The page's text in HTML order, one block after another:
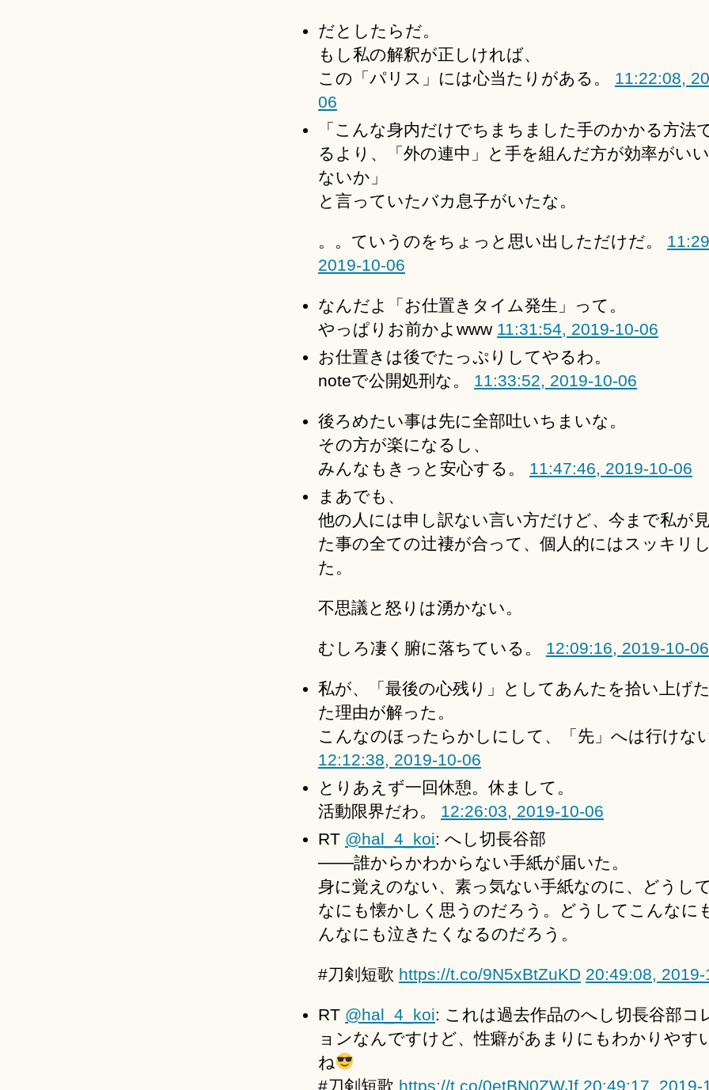
だとしたらだ。
もし私の解釈が正しければ、
この「パリス」には心当たりがある。 11:22:08,
06
「こんな身内だけでちまちました手のかかる方法
るより、「外の連中」と手を組んだ方が効率がい
ないか」
と言っていたバカ息子がいたな。
。。ていうのをちょっと思い出しただけだ。
2019-10-06
なんだよ「お仕置きタイム発生」って。
やっぱりお前かよwww 11:31:54, 2019-10-06
お仕置きは後でたっぷりしてやるわ。
noteで公開処刑な。 11:33:52, 2019-10-06
後ろめたい事は先に全部吐いちまいな。
その方が楽になるし、
みんなもきっと安心する。 11:47:46, 2019-10-06
まあでも、
他の人には申し訳ない言い方だけど、今まで私が
た事の全ての辻褄が合って、個人的にはスッキリ
た。
不思議と怒りは湧かない。
むしろ凄く腑に落ちている。 12:09:16, 2019-10-06
私が、「最後の心残り」としてあんたを拾い上げ
た理由が解った。
こんなのほったらかしにして、「先」へは行けない
12:12:38, 2019-10-06
とりあえず一回休憩。休まして。
活動限界だわ。 12:26:03, 2019-10-06
RT @hal_4_koi: へし切長谷部
───誰からかわからない手紙が届いた。
身に覚えのない、素っ気ない手紙なのに、どうし
なにも懐かしく思うのだろう。どうしてこんなに
んなにも泣きたくなるのだろう。
#刀剣短歌 https://t.co/9N5xBtZuKD 20:49:08, 2019-
RT @hal_4_koi: これは過去作品のへし切長谷部コ
ョンなんですけど、性癖があまりにもわかりやす
ね
#刀剣短歌 https://t.co/0etBN0ZWJf 20:49:17, 2019-